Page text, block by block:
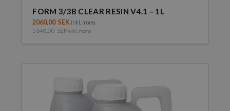
FORM 3/3B CLEAR RESIN V4.1 – 1L
2060,00 SEK inkl. moms
1648,00 SEK exkl. moms